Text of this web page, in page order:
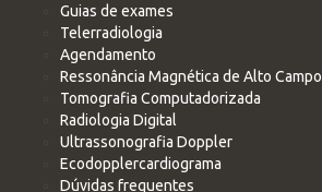
Guias de exames
Telerradiologia
Agendamento
Ressonância Magnética de Alto Campo
Tomografia Computadorizada
Radiologia Digital
Ultrassonografia Doppler
Ecodopplercardiograma
Dúvidas frequentes